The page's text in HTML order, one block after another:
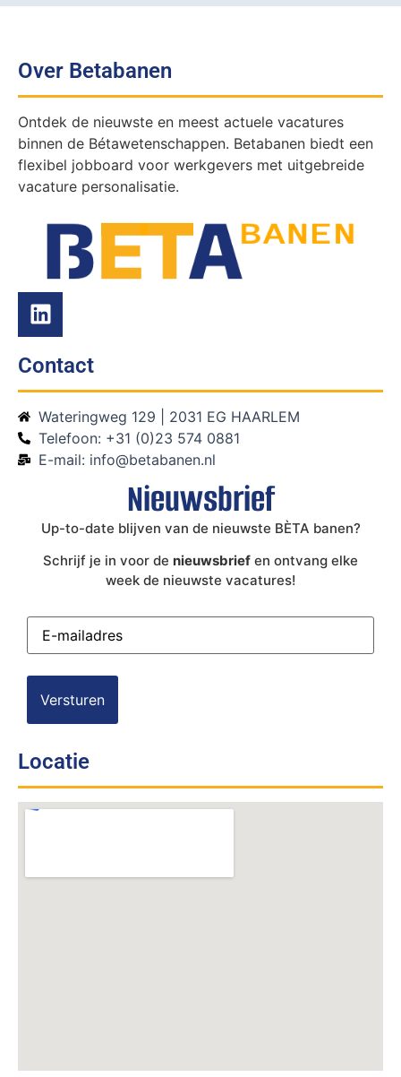
Over Betabanen
Ontdek de nieuwste en meest actuele vacatures
binnen de Bétawetenschappen. Betabanen biedt een
flexibel jobboard voor werkgevers met uitgebreide
vacature personalisatie.
Contact
Wateringweg 129 | 2031 EG HAARLEM
Telefoon: +31 (0)23 574 0881
E-mail: info@betabanen.nl
Nieuwsbrief
Up-to-date blijven van de nieuwste BÈTA banen?
Schrijf je in voor de nieuwsbrief en ontvang elke
week de nieuwste vacatures!
E-
mailadres(Vereist)
Locatie